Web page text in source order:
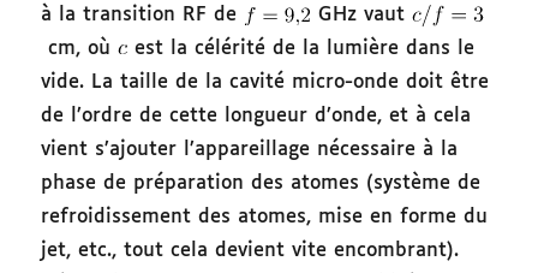
à la transition RF de
GHz vaut
cm, où
est la célérité de la lumière dans le
vide. La taille de la cavité micro-onde doit être
de l’ordre de cette longueur d’onde, et à cela
vient s’ajouter l’appareillage nécessaire à la
phase de préparation des atomes (système de
refroidissement des atomes, mise en forme du
jet, etc., tout cela devient vite encombrant).